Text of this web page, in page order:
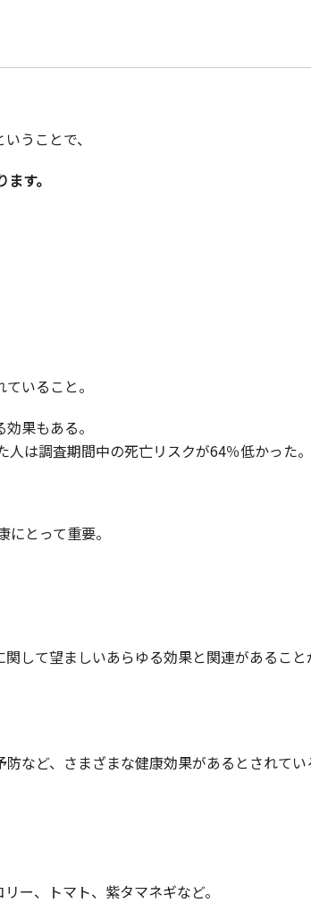
うことで、
す。
いること。
果もある。
は調査期間中の死亡リスクが64％低かった。
とって重要。
して望ましいあらゆる効果と関連があるこ
など、さまざまな健康効果があるとされて
ー、トマト、紫タマネギなど。